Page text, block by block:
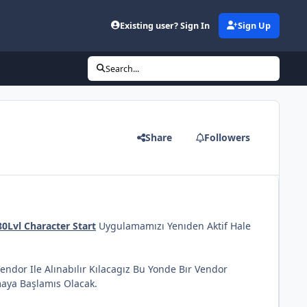
Existing user? Sign In Sign Up
Search...
Share Followers
Character Start Uygulamamızı Yenıden Aktif Hale
Ile Alınabılır Kılacagız Bu Yonde Bır Vendor
Başlamıs Olacak.